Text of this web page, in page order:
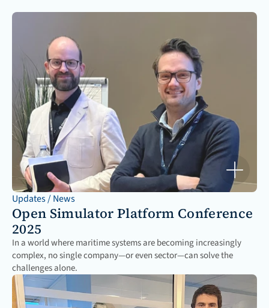
Updates / News
Open Simulator Platform Conference
2025
In a world where maritime systems are becoming increasingly
complex, no single company—or even sector—can solve the
challenges alone.